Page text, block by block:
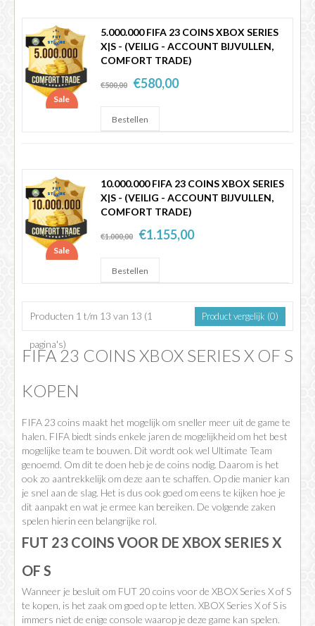
Sale
5.000.000 FIFA 23 COINS XBOX SERIES
X|S - (VEILIG - ACCOUNT BIJVULLEN,
COMFORT TRADE)
€500,00 €580,00
Sale
10.000.000 FIFA 23 COINS XBOX SERIES
X|S - (VEILIG - ACCOUNT BIJVULLEN,
COMFORT TRADE)
€1.000,00 €1.155,00
Producten 1 t/m 13 van 13 (1
pagina's)
Product vergelijk (0)
FIFA 23 COINS XBOX SERIES X OF S
KOPEN
FIFA 23 coins maakt het mogelijk om sneller meer uit de game te
halen. FIFA biedt sinds enkele jaren de mogelijkheid om het best
mogelijke team te bouwen. Dit wordt ook wel Ultimate Team
genoemd. Om dit te doen heb je de coins nodig. Daarom is het
ook zo aantrekkelijk om deze aan te schaffen. Op die manier kan
je snel aan de slag. Het is dus ook goed om eens te kijken hoe je
dit aanpakt en wat je ermee kan bereiken. De volgende zaken
spelen hierin een belangrijke rol.
FUT 23 COINS VOOR DE XBOX SERIES X
OF S
Wanneer je besluit om FUT 20 coins voor de XBOX Series X of S
te kopen, is het zaak om goed op te letten. XBOX Series X of S is
immers niet de enige console waarop je deze game kan spelen.